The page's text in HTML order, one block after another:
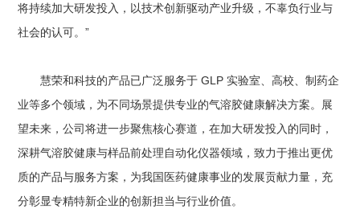
将持续加大研发投入，以技术创新驱动产业升级，不辜负行业与
社会的认可。”​
慧荣和科技的产品已广泛服务于 GLP 实验室、高校、制药企
业等多个领域，为不同场景提供专业的气溶胶健康解决方案。展
望未来，公司将进一步聚焦核心赛道，在加大研发投入的同时，
深耕气溶胶健康与样品前处理自动化仪器领域，致力于推出更优
质的产品与服务方案，为我国医药健康事业的发展贡献力量，充
分彰显专精特新企业的创新担当与行业价值。